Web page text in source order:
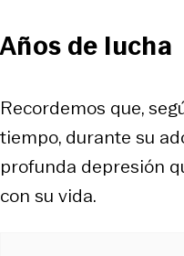
Años de lucha
Recordemos que,
tiempo, durante su
profunda depresión
con su vida.